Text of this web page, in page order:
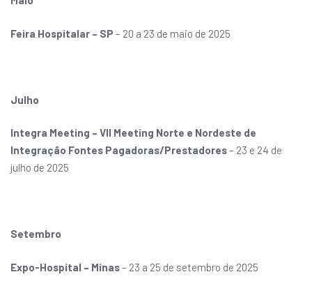
Feira Hospitalar – SP – 20 a 23 de maio de 2025
Julho
Integra Meeting – VII Meeting Norte e Nordeste de
Integração Fontes Pagadoras/Prestadores– 23 e 24 de
julho de 2025
Setembro
Expo-Hospital – Minas– 23 a 25 de setembro de 2025